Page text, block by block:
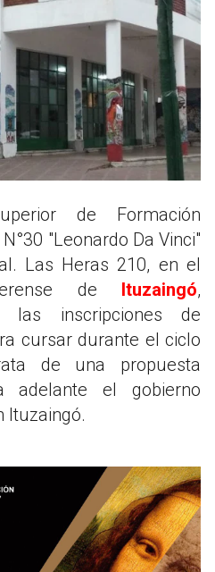
"Leonardo Da Vinci"
Las Heras 210, en el
de Ituzaingó,
las inscripciones de
cursar durante el ciclo
de una propuesta
adelante el gobierno
Ituzaingó.